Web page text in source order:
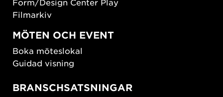
Form/Design Center Play
Filmarkiv
MÖTEN OCH EVENT
Boka möteslokal
Guidad visning
BRANSCHSATSNINGAR